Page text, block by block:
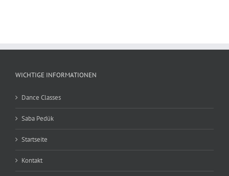
WICHTIGE INFORMATIONEN
Dance Classes
Saba Pedük
Startseite
Kontakt